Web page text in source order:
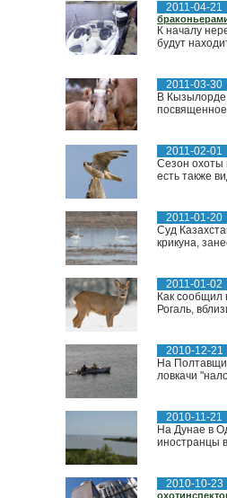
2011-04-21
К началу
будут
2011-03-30
В Кызылорде
2011-02-01
Сезон охоты
есть также
2011-01-20
Суд
крикуна,
2011-01-02
Как сообщил
Рогаль,
2010-12-21
На
ловкачи
2010-11-21
На Дунае в
иностранцы
2010-10-23